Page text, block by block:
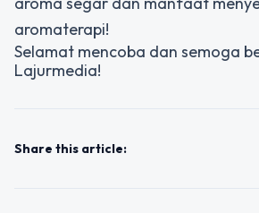
aromaterapi!
Selamat mencoba dan semoga
Lajurmedia!
Share this article: